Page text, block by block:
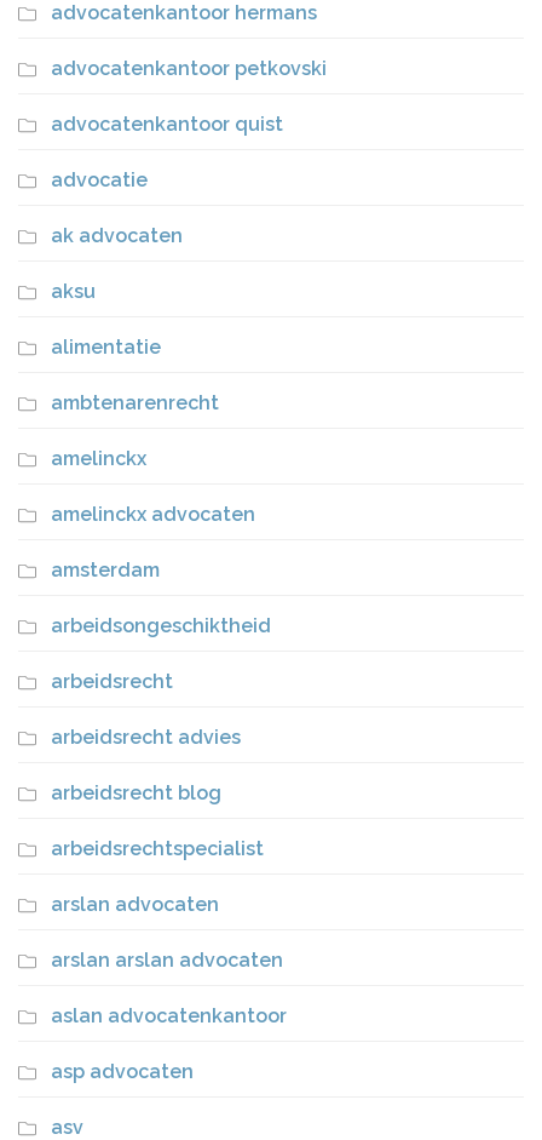
advocatenkantoor hermans
advocatenkantoor petkovski
advocatenkantoor quist
advocatie
ak advocaten
aksu
alimentatie
ambtenarenrecht
amelinckx
amelinckx advocaten
amsterdam
arbeidsongeschiktheid
arbeidsrecht
arbeidsrecht advies
arbeidsrecht blog
arbeidsrechtspecialist
arslan advocaten
arslan arslan advocaten
aslan advocatenkantoor
asp advocaten
asv